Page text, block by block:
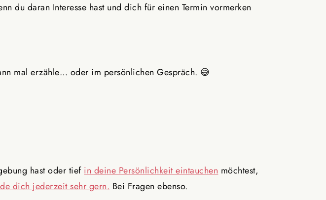
du daran Interesse hast und dich für einen Termin vormerken
mal erzähle… oder im persönlichen Gespräch. 😅
hast oder tief in deine Persönlichkeit eintauchen möchtest,
dich jederzeit sehr gern. Bei Fragen ebenso.